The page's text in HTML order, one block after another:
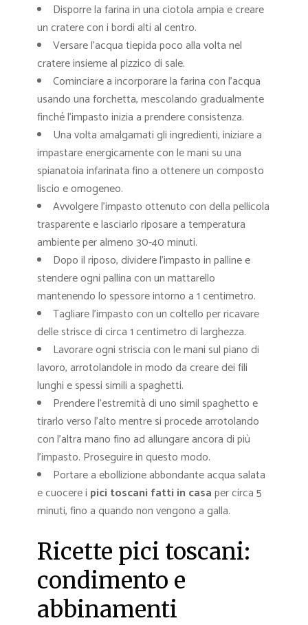
Disporre la farina in una ciotola ampia e creare
un cratere con i bordi alti al centro.
Versare l’acqua tiepida poco alla volta nel
cratere insieme al pizzico di sale.
Cominciare a incorporare la farina con l’acqua
usando una forchetta, mescolando gradualmente
finché l’impasto inizia a prendere consistenza.
Una volta amalgamati gli ingredienti, iniziare a
impastare energicamente con le mani su una
spianatoia infarinata fino a ottenere un composto
liscio e omogeneo.
Avvolgere l’impasto ottenuto con della pellicola
trasparente e lasciarlo riposare a temperatura
ambiente per almeno 30-40 minuti.
Dopo il riposo, dividere l’impasto in palline e
stendere ogni pallina con un mattarello
mantenendo lo spessore intorno a 1 centimetro.
Tagliare l’impasto con un coltello per ricavare
delle strisce di circa 1 centimetro di larghezza.
Lavorare ogni striscia con le mani sul piano di
lavoro, arrotolandole in modo da creare dei fili
lunghi e spessi simili a spaghetti.
Prendere l’estremità di uno simil spaghetto e
tirarlo verso l’alto mentre si procede arrotolando
con l’altra mano fino ad allungare ancora di più
l’impasto. Proseguire in questo modo.
Portare a ebollizione abbondante acqua salata
e cuocere i pici toscani fatti in casaper circa 5
minuti, fino a quando non vengono a galla.
Ricette pici toscani:
condimento e
abbinamenti